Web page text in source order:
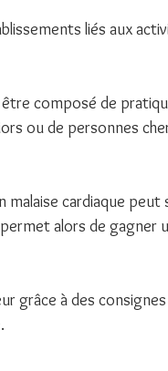
liés aux
composé de
ou de personnes
cardiaque peut
alors de gagner
grâce à des